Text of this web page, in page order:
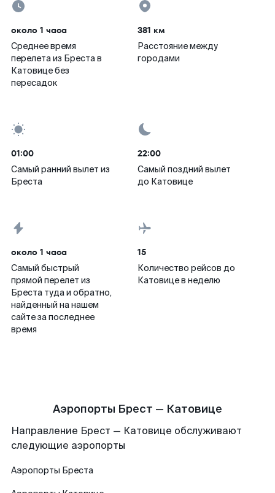
около 1 часа
Среднее время
перелета из Бреста в
Катовице без
пересадок
381 км
Расстояние между
городами
01:00
Самый ранний вылет из
Бреста
22:00
Самый поздний вылет
до Катовице
около 1 часа
Самый быстрый
прямой перелет из
Бреста туда и обратно,
найденный на нашем
сайте за последнее
время
15
Количество рейсов до
Катовице в неделю
Аэропорты Брест — Катовице
Направление Брест — Катовице обслуживают
следующие аэропорты
Аэропорты Бреста